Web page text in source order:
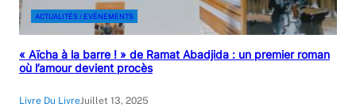
ACTUALITÉS / EVÉNEMENTS
« Aïcha à la barre ! » de Ramat Abadjida : un premier roman
où l’amour devient procès
Livre Du LivreJuillet 13, 2025